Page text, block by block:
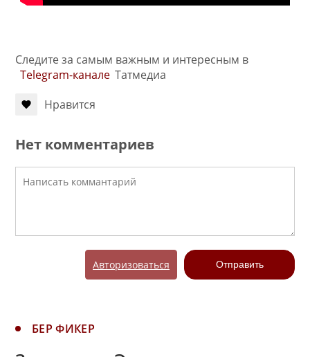
Следите за самым важным и интересным в
Telegram-канале Татмедиа
Нравится
Нет комментариев
Авторизоваться Отправить
БЕР ФИКЕР